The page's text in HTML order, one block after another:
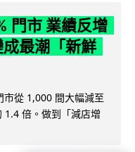
門市 業績反增
最潮「新鮮
市從 1,000 間大幅減至
1.4 倍。做到「減店增